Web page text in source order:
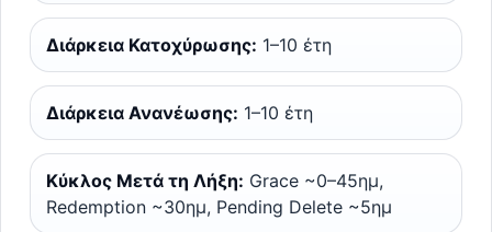
Διάρκεια Κατοχύρωσης: 1–10 έτη
Διάρκεια Ανανέωσης: 1–10 έτη
Κύκλος Μετά τη Λήξη: Grace ~0–45ημ,
Redemption ~30ημ, Pending Delete ~5ημ